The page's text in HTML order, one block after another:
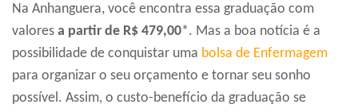
Na Anhanguera, você encontra essa graduação com
valores a partir de R$ 479,00*. Mas a boa notícia é a
possibilidade de conquistar uma bolsa de Enfermagem
para organizar o seu orçamento e tornar seu sonho
possível. Assim, o custo-benefício da graduação se